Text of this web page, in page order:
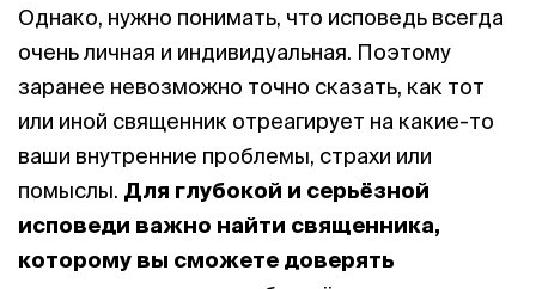
Однако, нужно понимать, что исповедь всегда
очень личная и индивидуальная. Поэтому
заранее невозможно точно сказать, как тот
или иной священник отреагирует на какие-то
ваши внутренние проблемы, страхи или
помыслы. Для глубокой и серьёзной
исповеди важно найти священника,
которому вы сможете доверять